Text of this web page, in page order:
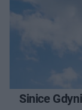
Sinice